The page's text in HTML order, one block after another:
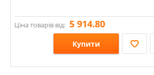
Ціна товарів від: 5 914.80
Купити
Розміри: 1200х2800х6;